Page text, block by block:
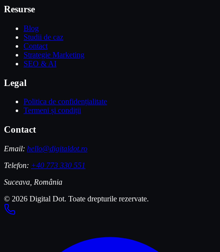
Resurse
Blog
Studii de caz
Contact
Strategie Marketing
SEO & AI
Legal
Politica de confidențialitate
Termeni și condiții
Contact
Email: hello@digitaldot.ro
Telefon: +40 773 330 551
Suceava, România
© 2026 Digital Dot. Toate drepturile rezervate.